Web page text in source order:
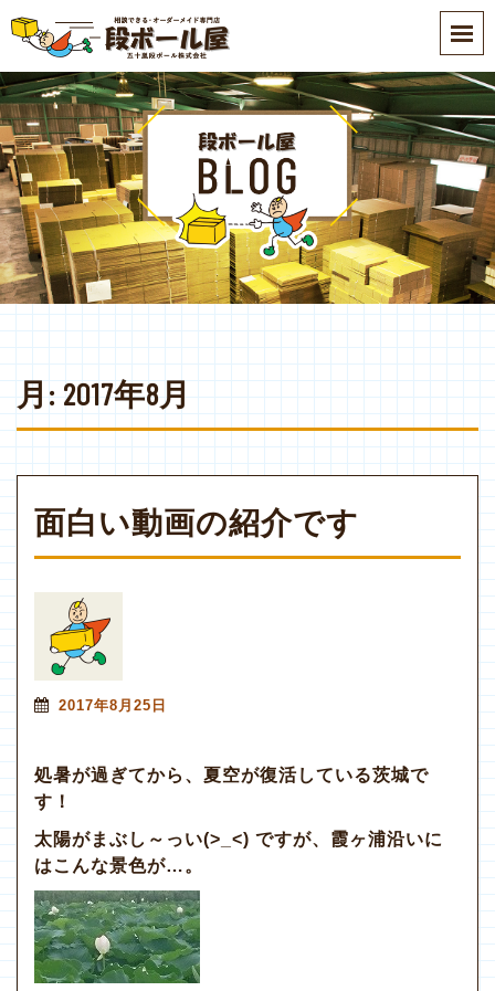
p
t
o
m
a
i
n
c
o
n
e
n
t
月:2017年8月
面白い動画の紹介です
2017年8月25日
処暑が過ぎてから、夏空が復活している茨城で
す！
太陽がまぶし～っい(>_<) ですが、霞ヶ浦沿いに
はこんな景色が…。